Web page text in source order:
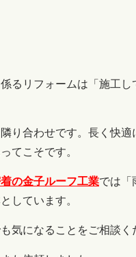
るリフォームは「施工
り合わせです。 長く快適
てこそです。
の金子ルーフ工業では「
しています。
気になることをご相談く